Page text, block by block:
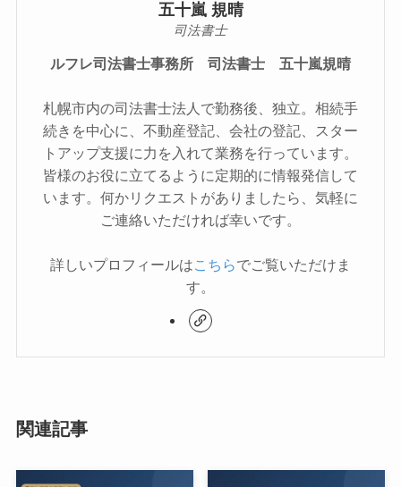
五十嵐 規晴
司法書士
ルフレ司法書士事務所 司法書士 五十嵐規晴
札幌市内の司法書士法人で勤務後、独立。相続手
続きを中心に、不動産登記、会社の登記、スター
トアップ支援に力を入れて業務を行っています。
皆様のお役に立てるように定期的に情報発信して
います。何かリクエストがありましたら、気軽に
ご連絡いただければ幸いです。
詳しいプロフィールはこちらでご覧いただけま
す。
関連記事